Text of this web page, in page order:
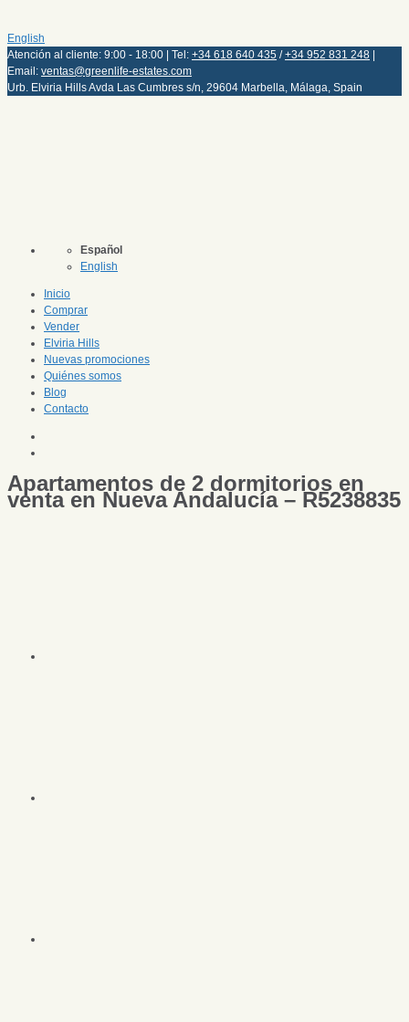
English
Atención al cliente: 9:00 - 18:00 | Tel: +34 618 640 435 /+34 952 831 248
Email: ventas@greenlife-estates.com
Urb. Elviria Hills Avda Las Cumbres s/n, 29604 Marbella, Málaga, Spain
Español
English
Inicio
Comprar
Vender
Elviria Hills
Nuevas promociones
Quiénes somos
Blog
Contacto
Apartamentos de 2 dormitorios en
venta en Nueva Andalucía – R5238835